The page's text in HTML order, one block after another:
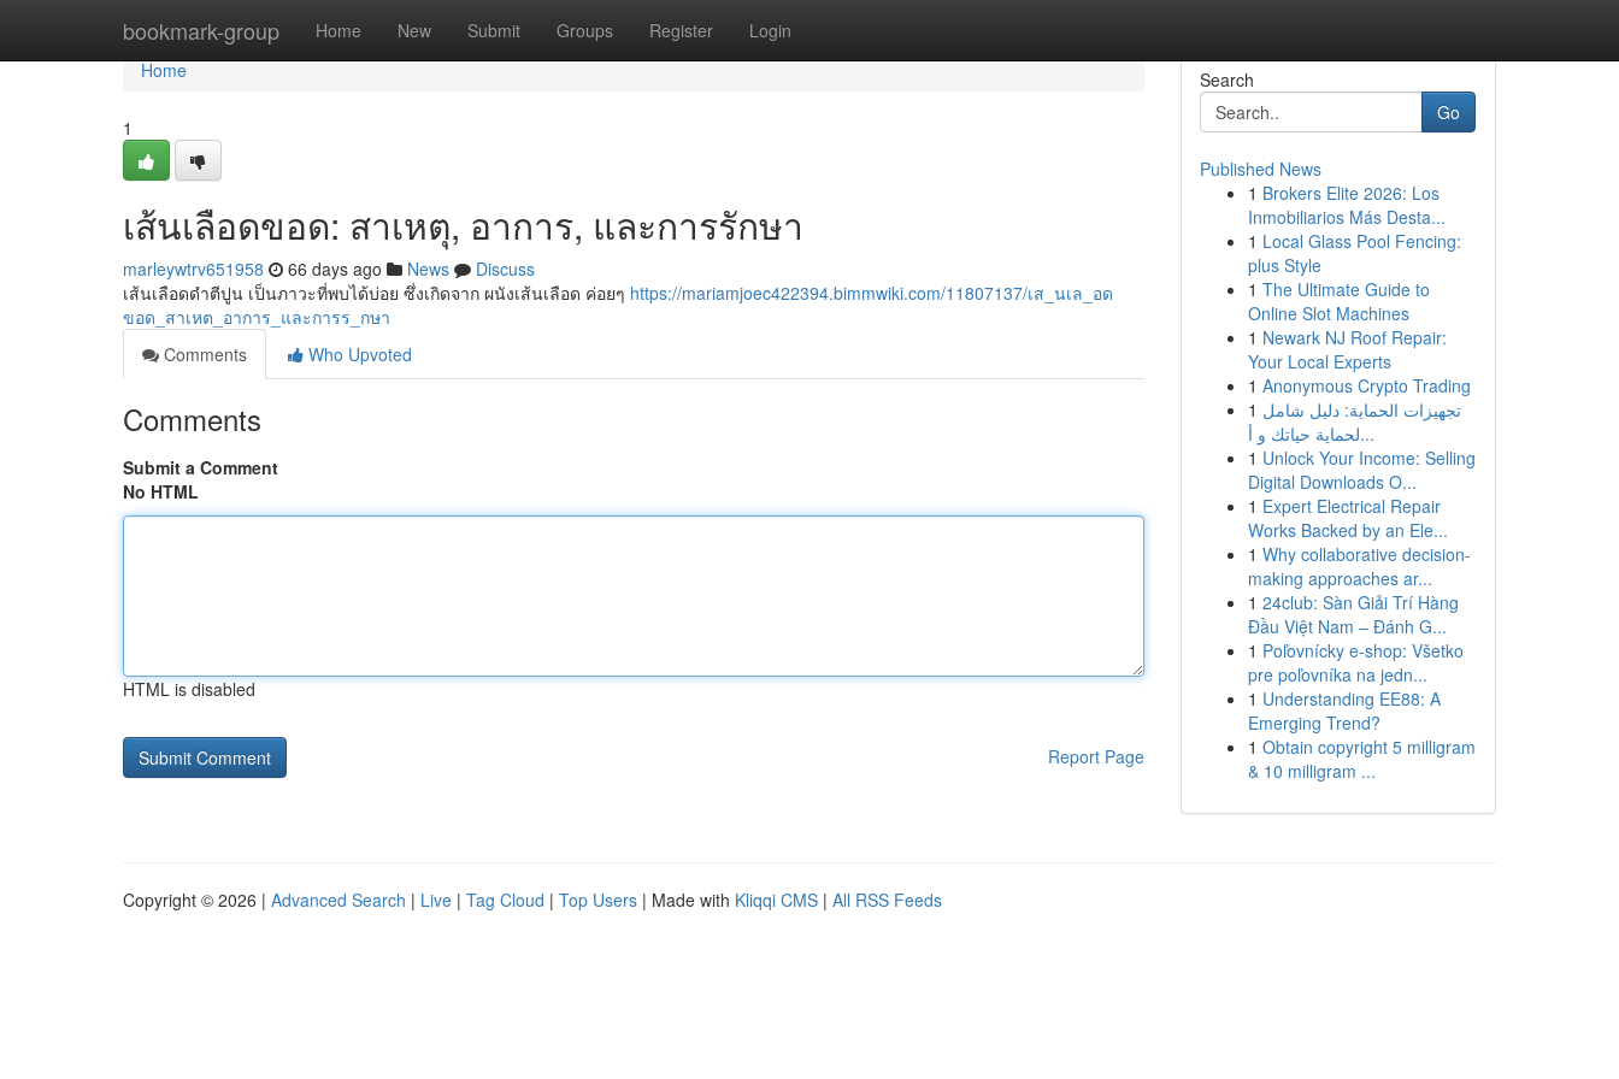
bookmark-group Home New Submit Groups Register Login
Home
Home
1
เส้นเลือดขอด: สาเหตุ, อาการ, และการรักษา
marleywtrv651958 66 days ago News
Discuss
เส้นเลือดดำตีปูน เป็นภาวะที่พบได้บ่อย ซึ่งเกิดจาก ผนังเส้นเลือด ค่อยๆ https://mariamjoec422394.bimmwiki.com/11807137/เส_นเล_อด
ขอด_สาเหต_อาการ_และการร_กษา
Comments
Who Upvoted
Comments
Submit a Comment
No HTML
HTML is disabled
Report Page
Search
Go
Published News
1 Brokers Elite 2026: Los
Inmobiliarios Más Desta...
1 Local Glass Pool Fencing:
plus Style
1 The Ultimate Guide to
Online Slot Machines
1 Newark NJ Roof Repair:
Your Local Experts
1 Anonymous Crypto Trading
1 تجهيزات الحماية: دليل شامل
لحماية حياتك و أ...
1 Unlock Your Income: Selling
Digital Downloads O...
1 Expert Electrical Repair
Works Backed by an Ele...
1 Why collaborative decision-
making approaches ar...
1 24club: Sàn Giải Trí Hàng
Đầu Việt Nam – Đánh G...
1 Poľovnícky e-shop: Všetko
pre poľovníka na jedn...
1 Understanding EE88: A
Emerging Trend?
1 Obtain copyright 5 milligram
& 10 milligram ...
Copyright © 2026 | Advanced Search | Live | Tag Cloud | Top Users | Made with Kliqqi CMS | All RSS Feeds